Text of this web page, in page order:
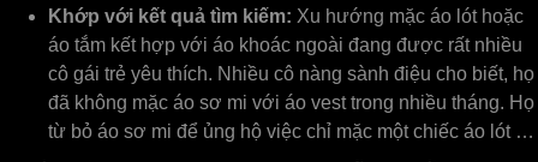
Khớp với kết quả tìm kiếm: Xu hướng mặc áo lót hoặc
áo tắm kết hợp với áo khoác ngoài đang được rất nhiều
cô gái trẻ yêu thích. Nhiều cô nàng sành điệu cho biết, họ
đã không mặc áo sơ mi với áo vest trong nhiều tháng. Họ
từ bỏ áo sơ mi để ủng hộ việc chỉ mặc một chiếc áo lót …